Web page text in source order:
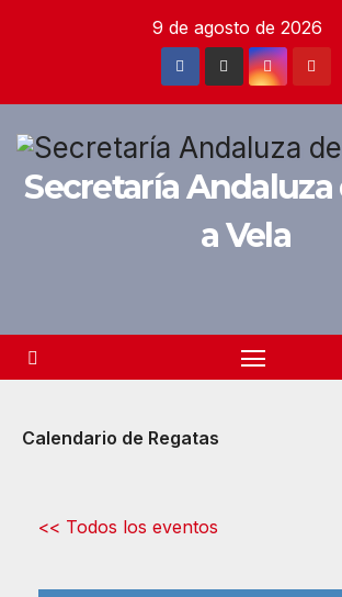
9 de agosto de 2026
Secretaría Andaluza
a Vela
Calendario de Regatas
<< Todos los eventos